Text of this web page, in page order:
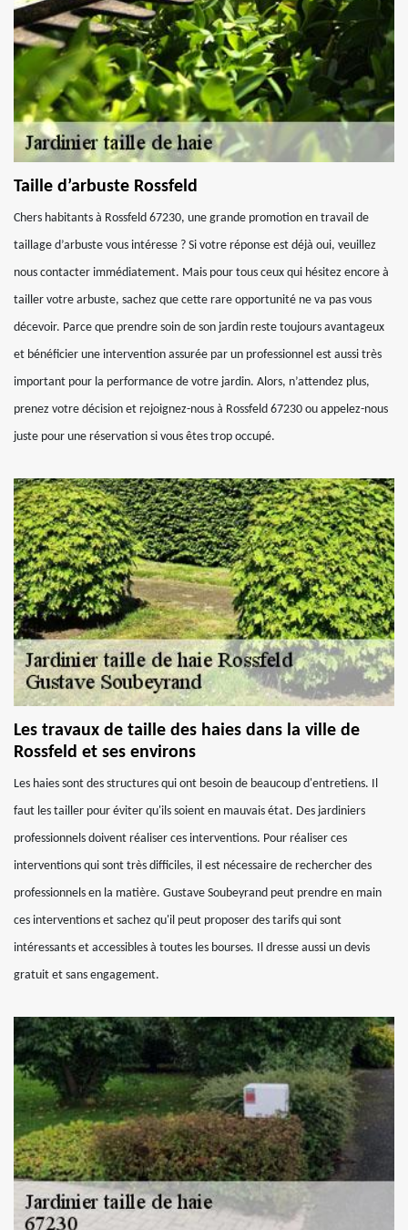
Taille d’arbuste Rossfeld
Chers habitants à Rossfeld 67230, une grande promotion en travail de
taillage d’arbuste vous intéresse ? Si votre réponse est déjà oui, veuillez
nous contacter immédiatement. Mais pour tous ceux qui hésitez encore à
tailler votre arbuste, sachez que cette rare opportunité ne va pas vous
décevoir. Parce que prendre soin de son jardin reste toujours avantageux
et bénéficier une intervention assurée par un professionnel est aussi très
important pour la performance de votre jardin. Alors, n’attendez plus,
prenez votre décision et rejoignez-nous à Rossfeld 67230 ou appelez-nous
juste pour une réservation si vous êtes trop occupé.
Les travaux de taille des haies dans la ville de
Rossfeld et ses environs
Les haies sont des structures qui ont besoin de beaucoup d'entretiens. Il
faut les tailler pour éviter qu'ils soient en mauvais état. Des jardiniers
professionnels doivent réaliser ces interventions. Pour réaliser ces
interventions qui sont très difficiles, il est nécessaire de rechercher des
professionnels en la matière. Gustave Soubeyrand peut prendre en main
ces interventions et sachez qu'il peut proposer des tarifs qui sont
intéressants et accessibles à toutes les bourses. Il dresse aussi un devis
gratuit et sans engagement.